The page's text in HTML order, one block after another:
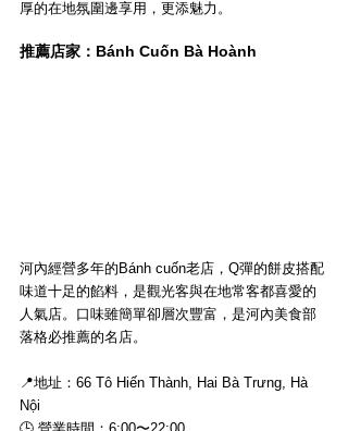
厚的在地氛圍邊享用，更添魅力。
推薦店家：Bánh Cuốn Bà Hoành
河內經營多年的Bánh cuốn老店，Q彈的餅皮搭配
味道十足的餡料，是觀光客與在地常客都喜愛的
人氣店。口味雖簡單卻層次豐富，是河內美食部
落格必推薦的名店。
📍地址：66 Tô Hiến Thành, Hai Bà Trưng, Hà
Nội